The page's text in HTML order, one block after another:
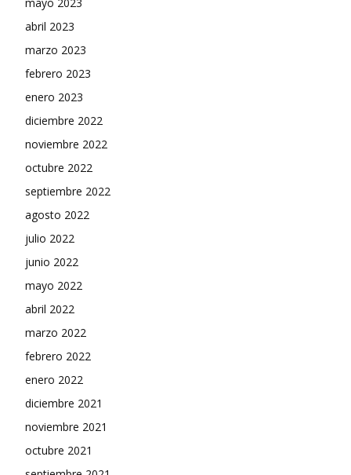
abril 2023
marzo 2023
febrero 2023
enero 2023
diciembre 2022
noviembre 2022
octubre 2022
septiembre 2022
agosto 2022
julio 2022
junio 2022
mayo 2022
abril 2022
marzo 2022
febrero 2022
enero 2022
diciembre 2021
noviembre 2021
octubre 2021